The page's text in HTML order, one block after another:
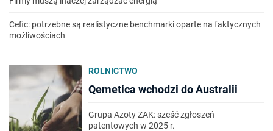
Cefic: potrzebne są realistyczne benchmarki oparte na faktycznych
możliwościach
ROLNICTWO
Qemetica wchodzi do Australii
Grupa Azoty ZAK: sześć zgłoszeń
patentowych w 2025 r.